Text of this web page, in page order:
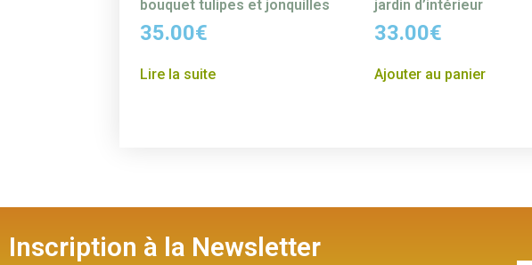
bouquet tulipes et jonquilles
35.00€
Lire la suite
jardin d’intérieur
33.00€
Ajouter au panier
Inscription à la Newsletter